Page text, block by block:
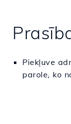
Piekļuve
parole, ko